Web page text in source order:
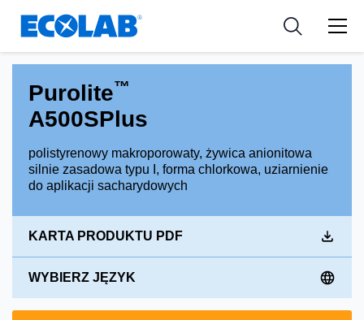
Resources
PRZEMYSŁ
Nutraceuticals
Wiadomości i wydarzenia
Narzędzia
Purolite™
A500SPlus
polistyrenowy makroporowaty, żywica anionitowa
silnie zasadowa typu I, forma chlorkowa, uziarnienie
do aplikacji sacharydowych
KARTA PRODUKTU PDF
WYBIERZ JĘZYK